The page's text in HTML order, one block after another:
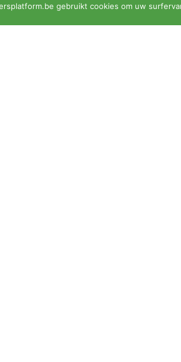
•Klachtenprocedure
gebruikt cookies om uw